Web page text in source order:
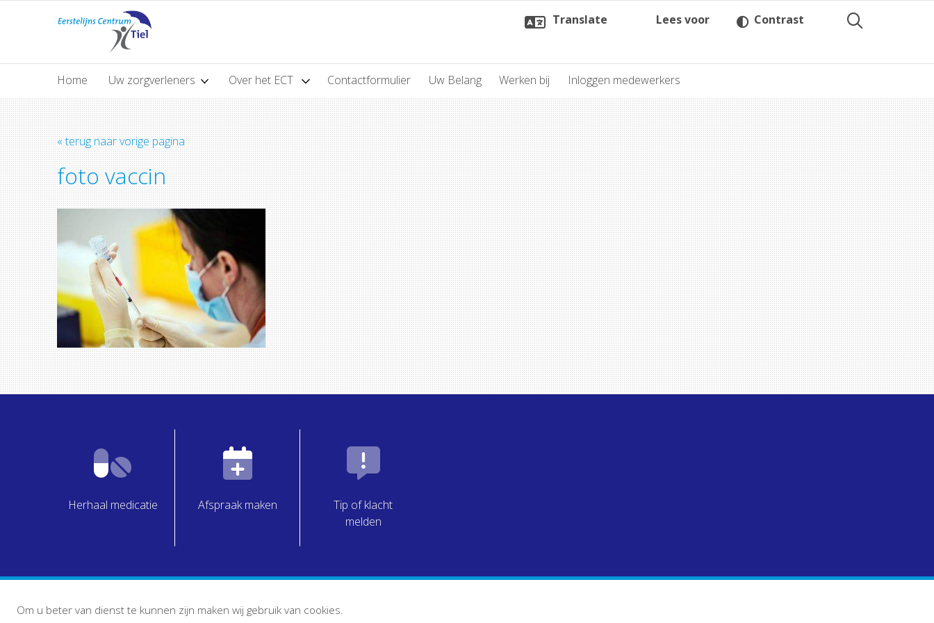
Translate Lees voor Contrast
Home Uw zorgverleners Over het ECT Contactformulier Uw Belang Werken bij Inloggen medewerkers
« terug naar vorige pagina
foto vaccin
Herhaal medicatie Afspraak maken
Tip of klacht
melden
Om u beter van dienst te kunnen zijn maken wij gebruik van cookies.